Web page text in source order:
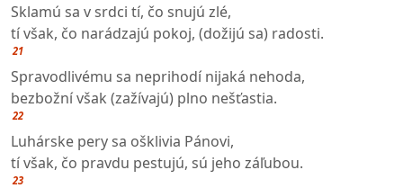
Sklamú sa v srdci tí, čo snujú zlé,
tí však, čo narádzajú pokoj, (dožijú sa) radosti.
21
Spravodlivému sa neprihodí nijaká nehoda,
bezbožní však (zažívajú) plno nešťastia.
22
Luhárske pery sa ošklivia Pánovi,
tí však, čo pravdu pestujú, sú jeho záľubou.
23